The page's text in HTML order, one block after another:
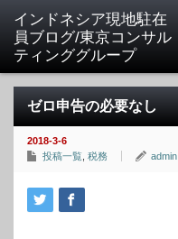
ゼロ申告の必要なし
2018-3-6
投稿一覧 税務 admin